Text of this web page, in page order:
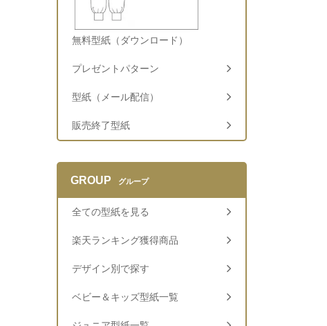
無料型紙（ダウンロード）
プレゼントパターン
型紙（メール配信）
販売終了型紙
GROUP グループ
全ての型紙を見る
楽天ランキング獲得商品
デザイン別で探す
ベビー＆キッズ型紙一覧